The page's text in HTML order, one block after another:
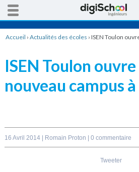
Accueil › Actualités des écoles › ISEN Toulon
ISEN Toulon ouvre
nouveau campus
16 Avril 2014 | Romain Proton 0 commentaire
Tweeter